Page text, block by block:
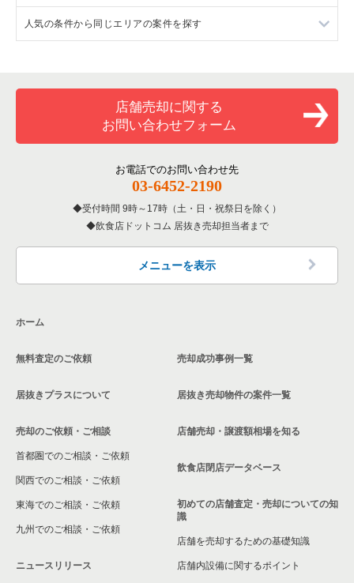
東京23区のイタリア料理の居抜き売却物件の案件一覧
東京23区のそば・うどんの居抜き売却物件の案件一覧
東京23区の寿司の居抜き売却物件の案件一覧
東京23区の鉄板焼き・お好み焼の居抜き売却物件の案件一覧
東京23区のアジア料理の居抜き売却物件の案件一覧
東京23区のカフェの居抜き売却物件の案件一覧
東京23区のお弁当・惣菜・デリの居抜き売却物件の案件一覧
東京23区のカラオケ・パブ・スナックの居抜き売却物件の案件
覧
東京23区の和食の居抜き売却物件の案件一覧
東京23区の洋食の居抜き売却物件の案件一覧
世田谷区のフランス料理の居抜き売却物件の案件一覧
世田谷区の中華の居抜き売却物件の案件一覧
世田谷区のそば・うどんの居抜き売却物件の案件一覧
世田谷区の鉄板焼き・お好み焼の居抜き売却物件の案件一覧
世田谷区のアジア料理の居抜き売却物件の案件一覧
世田谷区のカフェの居抜き売却物件の案件一覧
世田谷区のお弁当・惣菜・デリの居抜き売却物件の案件一覧
世田谷区のカラオケ・パブ・スナックの居抜き売却物件の案件
覧
世田谷区の洋食の居抜き売却物件の案件一覧
世田谷区のその他の居抜き売却物件の案件一覧
二子玉川駅のフランス料理の居抜き売却物件の案件一覧
二子玉川駅のカフェの居抜き売却物件の案件一覧
二子玉川駅のテイクアウトの居抜き売却物件の案件一覧
二子玉川駅の居酒屋・ダイニングバーの居抜き売却物件の案件
人気の条件から同じエリアの案件を探す
世田谷区の1階の飲食店の居抜き売却物件の案件一覧
二子玉川駅の1階の飲食店の居抜き売却物件の案件一覧
東京23区の20坪以下の飲食店の居抜き売却物件の案件一覧
世田谷区の20坪以下の飲食店の居抜き売却物件の案件一覧
二子玉川駅の20坪以下の飲食店の居抜き売却物件の案件一覧
店舗売却に関する
お問い合わせフォーム
お電話でのお問い合わせ先
03-6452-2190
受付時間 9時～17時（土・日・祝祭日を除く）
飲食店ドットコム 居抜き売却担当者まで
メニューを表示
ホーム
無料査定のご依頼
居抜きプラスについて
売却のご依頼・ご相談
首都圏でのご相談・ご依頼
関西でのご相談・ご依頼
東海でのご相談・ご依頼
九州でのご相談・ご依頼
ニュースリリース
売却成功事例一覧
居抜き売却物件の案件一覧
店舗売却・譲渡額相場を知る
飲食店閉店データベース
初めての店舗査定・売却についての知
識
店舗を売却するための基礎知識
店舗内設備に関するポイント